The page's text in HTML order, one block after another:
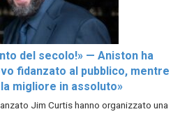
del secolo!» — Aniston ha
fidanzato al pubblico, mentre
migliore in assoluto»
Jim Curtis hanno organizzato una